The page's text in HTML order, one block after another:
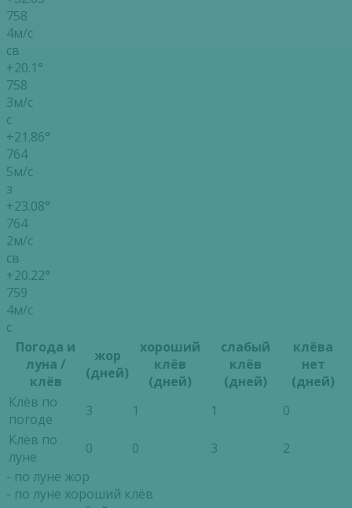
758
4м/с
св
+20.1°
758
3м/с
с
+21.86°
764
5м/с
з
+23.08°
764
2м/с
св
+20.22°
759
4м/с
с
Погода и
луна /
клёв
жор
(дней)
хороший
клёв
(дней)
слабый
клёв
(дней)
клёва
нет
(дней)
Клёв по
погоде
3 1 1
0
Клёв по
луне
0 0 3
2
- по луне жор
- по луне хороший клёв